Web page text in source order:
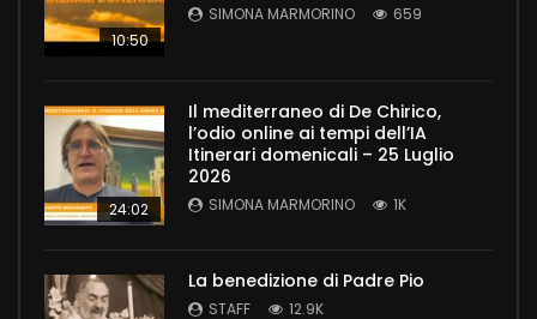
10:50
SIMONA MARMORINO 659
24:02
Il mediterraneo di De Chirico,
l’odio online ai tempi dell’IA
Itinerari domenicali – 25 Luglio
2026
SIMONA MARMORINO 1K
La benedizione di Padre Pio
STAFF 12.9K